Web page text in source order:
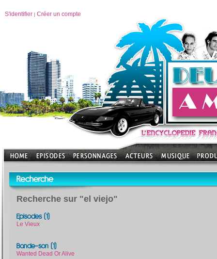
S'identifier | Créer un compte
Recherche
Recherche sur "el viejo"
Episodes (1)
Le Vieux
Bande-son (1)
Wanted Dead Or Alive